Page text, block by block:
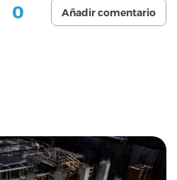
0 Añadir comentario